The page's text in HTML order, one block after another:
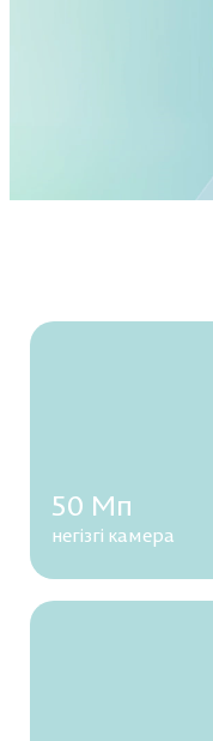
негізгі камера
50 Мп